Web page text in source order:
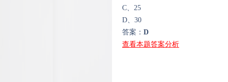
C、25
D、30
答案： D
查看本题答案分析